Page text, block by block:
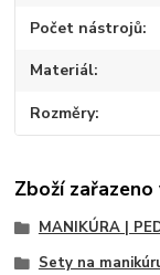
Počet nástrojů
Materiál
Rozměry
Zboží
MANIKÚRA |
Sety na